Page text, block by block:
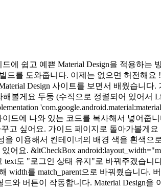
쉽고 예쁜 Material Design을 적용하는 방
드를 도와줍니다. 이제는 없으면 허전해
Design 사이트를 보면서 배웠습니
볼게요 두둥 (수직으로 정렬되어 있어서
가이드에 나와 있는 코드를 복사해서 넣어
고 싶어요. 가이드 페이지로 돌아가볼게
이용해서 컨테이너의 배경 색을 흰색으
요. &ltCheckBox
text도 "로그인 상태 유지"로 바꿔주겠습
width를 match_parent으로 바꿔줬습니
드와 버튼이 작동합니다. Material Design